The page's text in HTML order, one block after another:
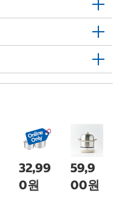
32,99
0원
59,9
00원